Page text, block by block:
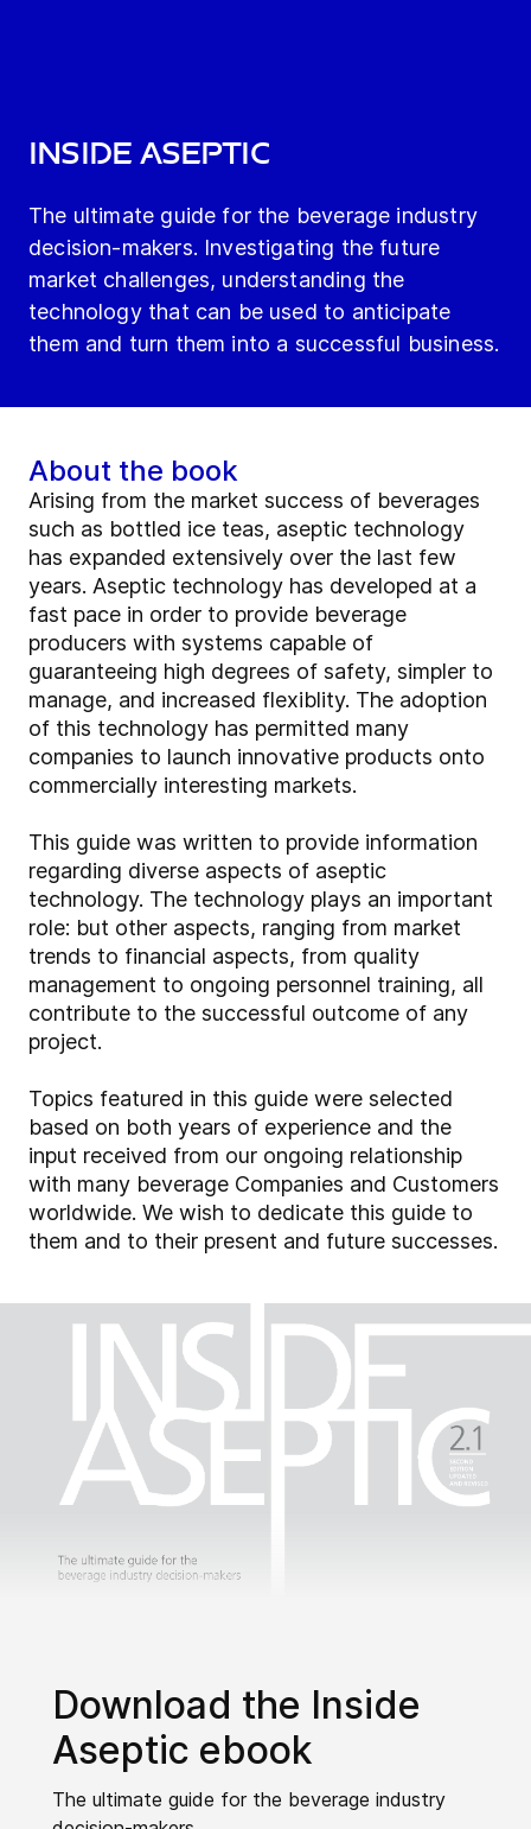
Inside Aseptic
The ultimate guide for the beverage industry
decision-makers. Investigating the future
market challenges, understanding the
technology that can be used to anticipate
them and turn them into a successful business.
About the book
Arising from the market success of beverages
such as bottled ice teas, aseptic technology
has expanded extensively over the last few
years. Aseptic technology has developed at a
fast pace in order to provide beverage
producers with systems capable of
guaranteeing high degrees of safety, simpler to
manage, and increased flexiblity. The adoption
of this technology has permitted many
companies to launch innovative products onto
commercially interesting markets.
This guide was written to provide information
regarding diverse aspects of aseptic
technology. The technology plays an important
role: but other aspects, ranging from market
trends to financial aspects, from quality
management to ongoing personnel training, all
contribute to the successful outcome of any
project.
Topics featured in this guide were selected
based on both years of experience and the
input received from our ongoing relationship
with many beverage Companies and Customers
worldwide. We wish to dedicate this guide to
them and to their present and future successes.
Download the Inside
Aseptic ebook
The ultimate guide for the beverage industry